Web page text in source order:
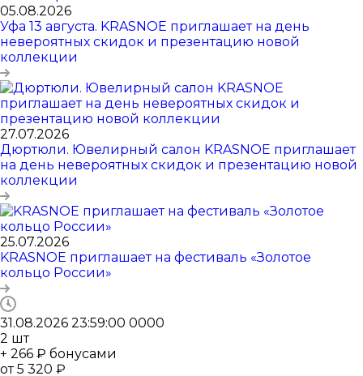
05.08.2026
Уфа 13 августа. KRASNOE приглашает на день
невероятных скидок и презентацию новой
коллекции
27.07.2026
Дюртюли. Ювелирный салон KRASNOE приглашает
на день невероятных скидок и презентацию новой
коллекции
25.07.2026
KRASNOE приглашает на фестиваль «Золотое
кольцо России»
31.08.2026 23:59:00 0000
2 шт
+ 266 ₽ бонусами
от5 320 ₽